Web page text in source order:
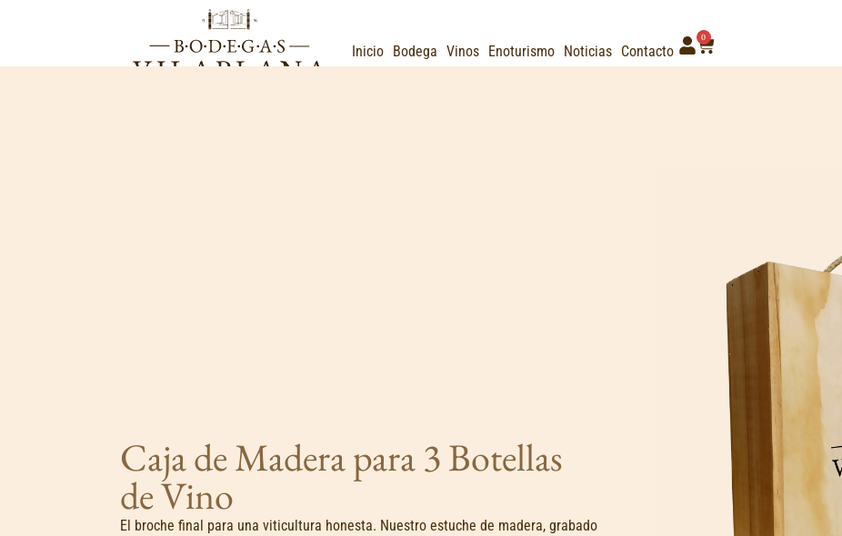
Inicio Bodega Vinos Enoturismo Noticias Contacto
0
Caja de Madera para 3 Botellas
de Vino
El broche final para una viticultura honesta. Nuestro estuche de madera, grabado